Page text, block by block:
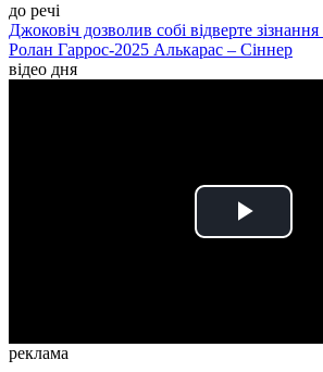
до речі
Джоковіч дозволив собі відверте
Ролан Гаррос-2025 Алькарас – Сіннер
відео дня
Play
реклама